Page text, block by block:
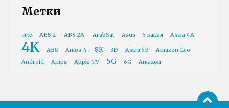
Метки
arte ABS-2 ABS-2A ArabSat Asus 5 канал Astra 4A
4K ABS Amos-4 8K 3D Astra 5B
Amazon Leo
Android
Amos Apple TV 5G 6G Amazon